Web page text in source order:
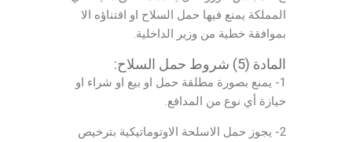
المملكة يمنع فيها حمل السلاح او اقتناؤه الا
بموافقة خطية من وزير الداخلية.
المادة (5) شروط حمل السلاح:
1- يمنع بصورة مطلقة حمل او بيع او شراء او
حيازة أي نوع من المدافع.
2- يجوز حمل الاسلحة الاوتوماتيكية بترخيص